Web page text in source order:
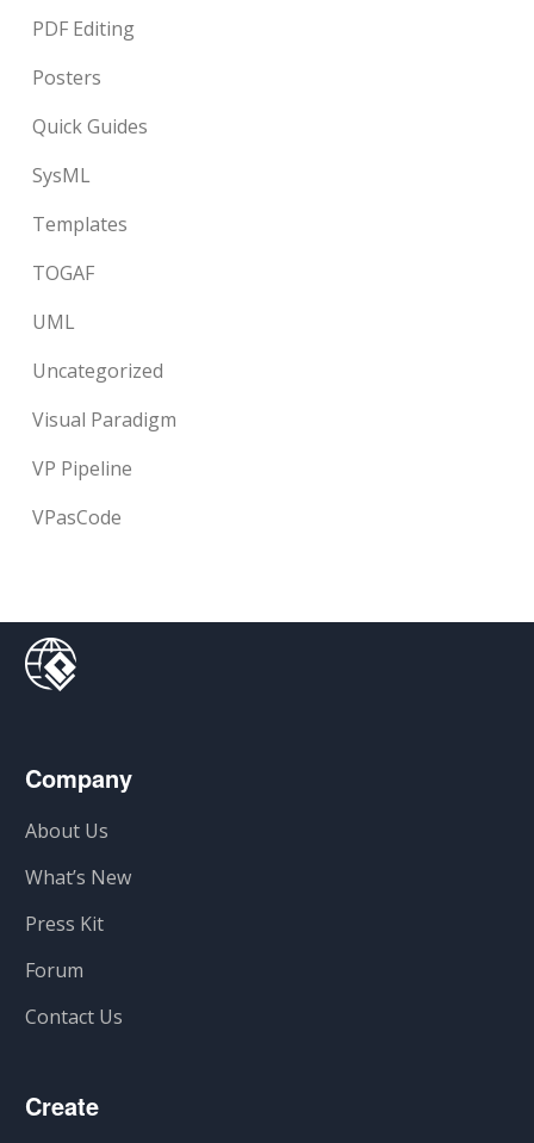
PDF Editing
Posters
Quick Guides
SysML
Templates
TOGAF
UML
Uncategorized
Visual Paradigm
VP Pipeline
VPasCode
Company
About Us
What’s New
Press Kit
Forum
Contact Us
Create